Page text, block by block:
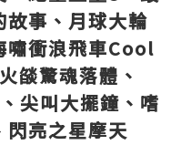
故事、月球大輪
嘯衝浪飛車Cool
燄驚魂落體、
尖叫大擺鐘、嗜
閃亮之星摩天